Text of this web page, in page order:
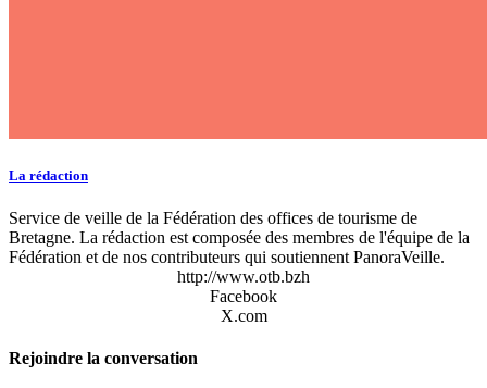
La rédaction
Service de veille de la Fédération des offices de tourisme de
Bretagne. La rédaction est composée des membres de l'équipe de la
Fédération et de nos contributeurs qui soutiennent PanoraVeille.
http://www.otb.bzh
Facebook
X.com
Rejoindre la conversation